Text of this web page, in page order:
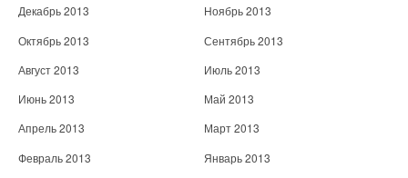
Декабрь 2013
Ноябрь 2013
Октябрь 2013
Сентябрь 2013
Август 2013
Июль 2013
Июнь 2013
Май 2013
Апрель 2013
Март 2013
Февраль 2013
Январь 2013